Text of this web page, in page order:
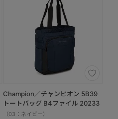
Champion／チャンピオン 5B39
トートバッグ B4ファイル 20233
（03：ネイビー）